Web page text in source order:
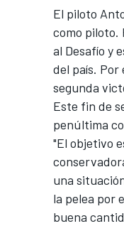
El piloto
como piloto.
al Desafío y
del país. Por
segunda
Este fin de
penúltima
"El objetivo
una
la pelea por
buena